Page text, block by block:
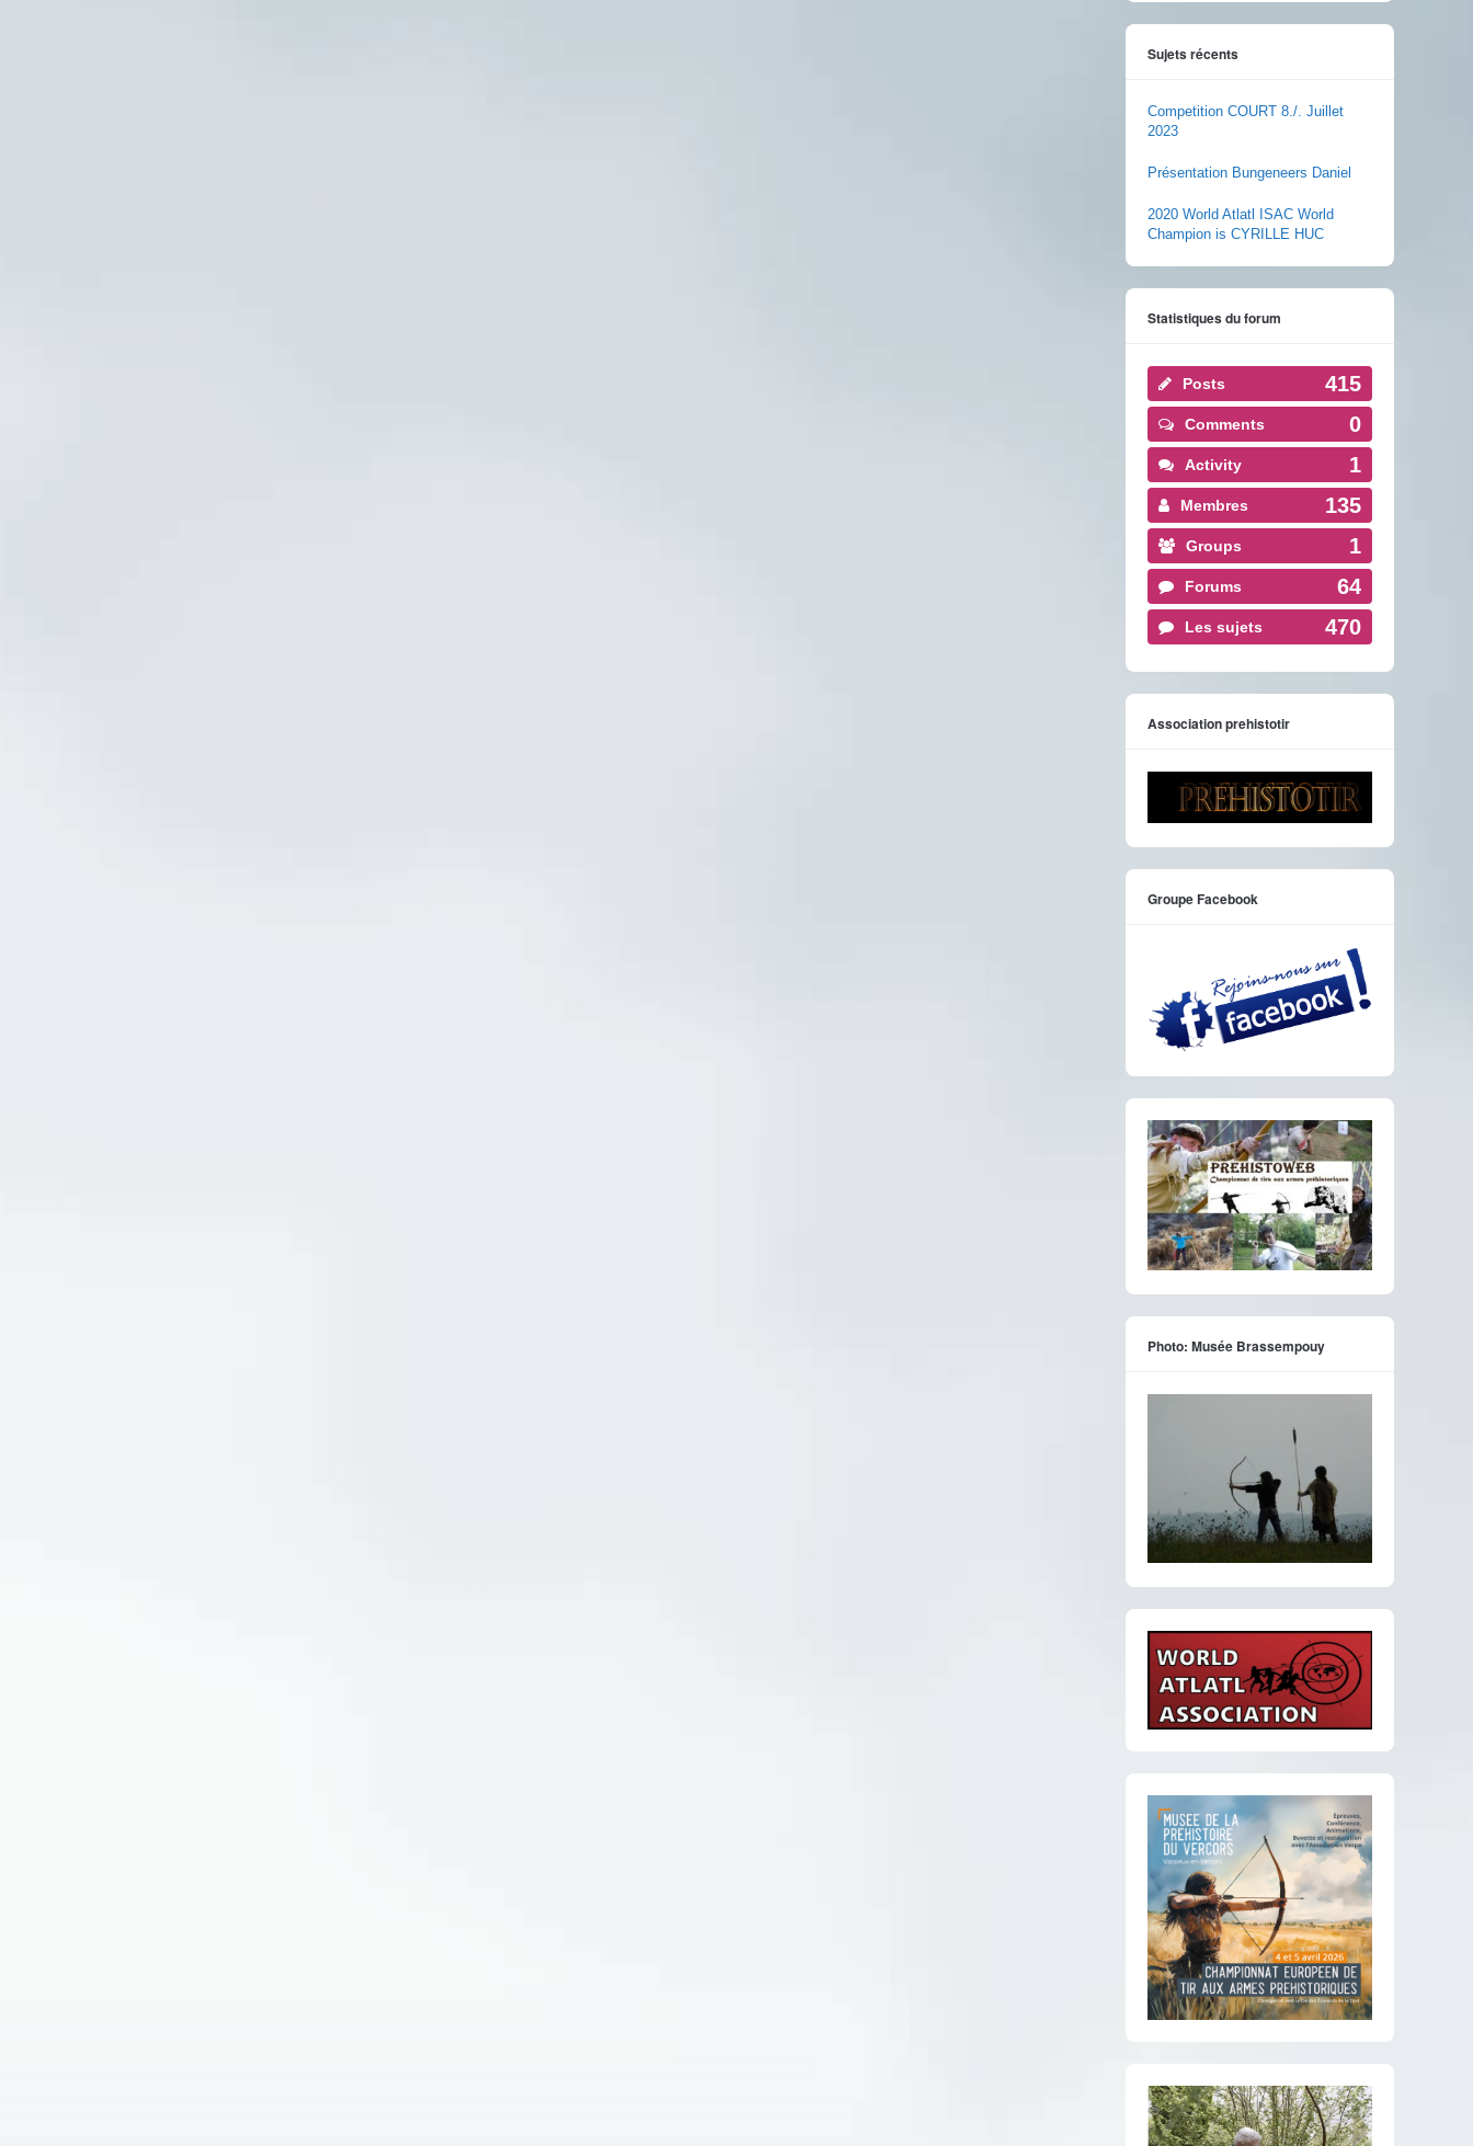
Sujets récents
Competition COURT 8./. Juillet
2023
Présentation Bungeneers Daniel
2020 World Atlatl ISAC World
Champion is CYRILLE HUC
Statistiques du forum
Posts 415
Comments 0
Activity 1
Membres 135
Groups 1
Forums 64
Les sujets 470
Association prehistotir
Groupe Facebook
Photo: Musée Brassempouy